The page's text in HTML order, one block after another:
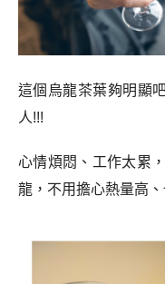
這個烏龍茶葉夠明顯
人!!!
心情煩悶、工作太累
龍，不用擔心熱量高